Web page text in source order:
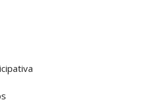
Valores Fundantes Da Ação